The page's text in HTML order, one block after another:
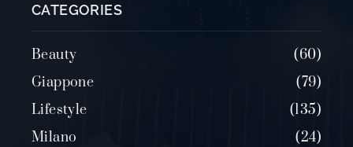
CATEGORIES
Beauty
60
Giappone
79
Lifestyle
135
Milano
24